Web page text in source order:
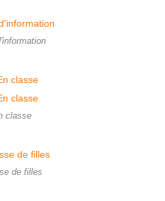
classe
de filles